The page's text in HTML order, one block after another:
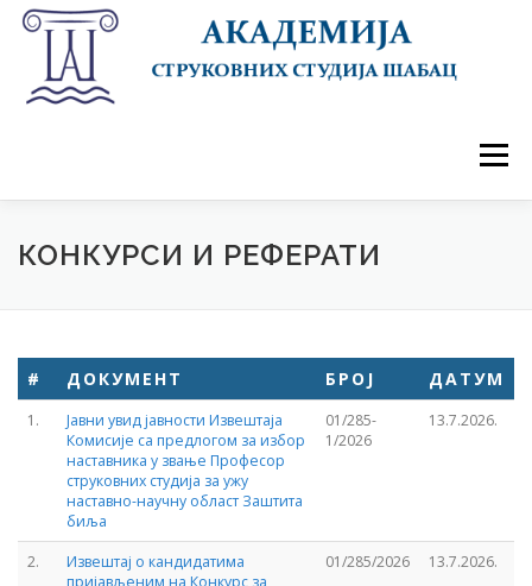
Skip
Menu
СТУДИЈЕ УПИС 2026/27 СТУДЕНТИ
КОНКУРСИ И РЕФЕРАТИ
# ДОКУМЕНТ БРОЈ ДАТУМ
1.
Јавни увид јавности Извештаја
Комисије са предлогом за избор
наставника у звање Професор
струковних студија за ужу
наставно-научну област Заштита
биља
01/285-
1/2026
13.7.2026.
2.
Извештај о кандидатима
01/285/2026 13.7.2026.